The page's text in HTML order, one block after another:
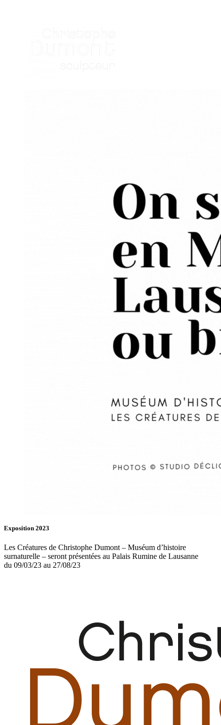
Exposition 2023
Les Créatures de Christophe Dumont – Muséum d’histoire
surnaturelle – seront présentées au Palais Rumine de Lausanne
du 09/03/23 au 27/08/23